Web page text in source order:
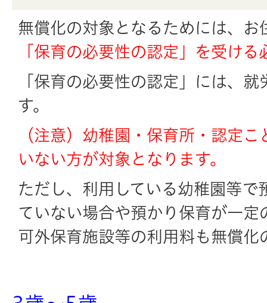
無償化の対象となるためには、お
「保育の必要性の認定」を受ける
「保育の必要性の認定」には、
す。
（注意）幼稚園・保育所・認定
いない方が対象となります。
ただし、利用している幼稚園等で
ていない場合や預かり保育が一定
可外保育施設等の利用料も無償化